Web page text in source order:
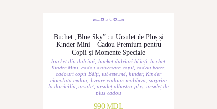
Buchet „Blue Sky” cu Ursuleț de Pluș și
Kinder Mini – Cadou Premium pentru
Copii și Momente Speciale
buchet din dulciuri buchet dulciuri băieți, buchet
Kinder Mini, cadou aniversare copil ,cadou botez
cadouri copii Bălți iubeste.md ,kinder, Kinder
ciocolată cadou
livrare cadouri moldova ,surprize
la domiciliu ,ursuleț, ursuleț albastru pluș ,ursuleț de
pluș cadou
990MDL